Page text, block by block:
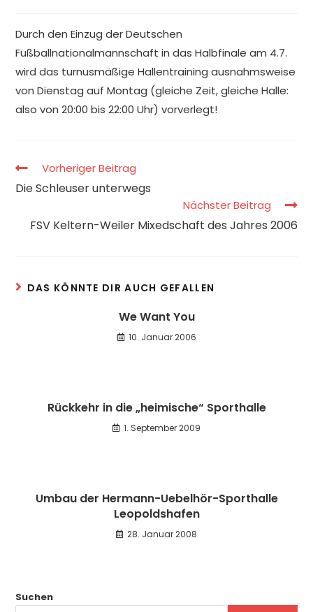
Durch den Einzug der Deutschen
Fußballnationalmannschaft in das Halbfinale am 4.7.
wird das turnusmäßige Hallentraining ausnahmsweise
von Dienstag auf Montag (gleiche Zeit, gleiche Halle:
also von 20:00 bis 22:00 Uhr) vorverlegt!
Vorheriger Beitrag
Die Schleuser unterwegs
Nächster Beitrag
FSV Keltern-Weiler Mixedschaft des Jahres 2006
DAS KÖNNTE DIR AUCH GEFALLEN
We Want You
10. Januar 2006
Rückkehr in die „heimische“ Sporthalle
1. September 2009
Umbau der Hermann-Uebelhör-Sporthalle
Leopoldshafen
28. Januar 2008
Suchen